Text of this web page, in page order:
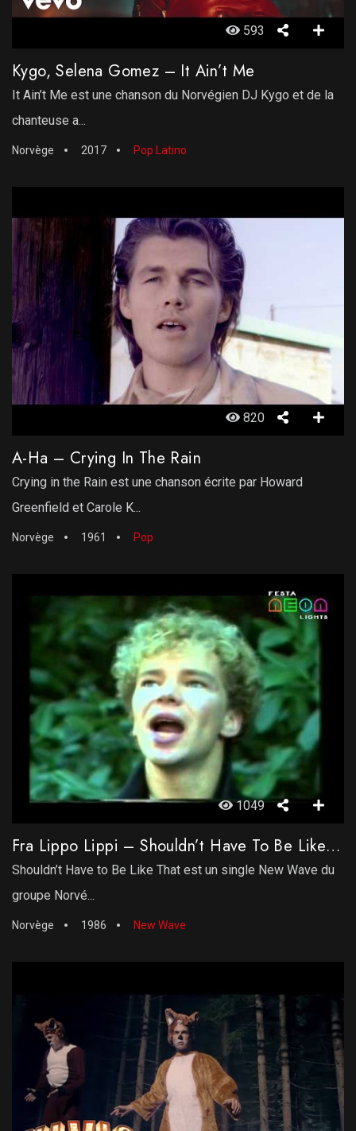
593
Kygo, Selena Gomez – It Ain’t Me
It Ain’t Me est une chanson du Norvégien DJ Kygo et de la
chanteuse a...
Norvège 2017 Pop Latino
820
A-Ha – Crying In The Rain
Crying in the Rain est une chanson écrite par Howard
Greenfield et Carole K...
Norvège 1961 Pop
1049
Fra Lippo Lippi – Shouldn’t Have To Be Like That
Shouldn’t Have to Be Like That est un single New Wave du
groupe Norvé...
Norvège 1986 New Wave